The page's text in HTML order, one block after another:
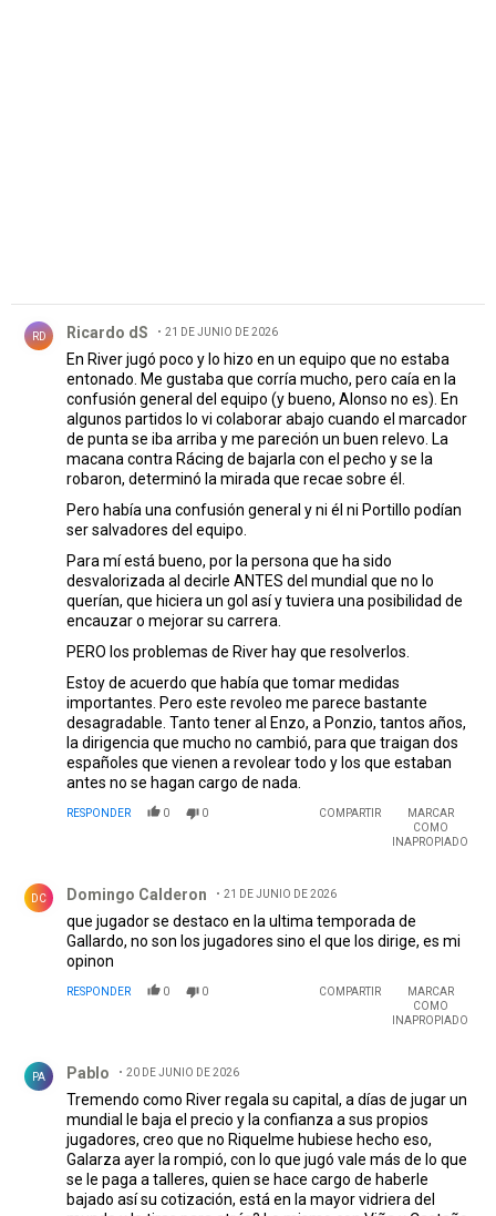
RD Ricardo dS 21 DE JUNIO DE 2026
En River jugó poco y lo hizo en un equipo que no estaba
entonado. Me gustaba que corría mucho, pero caía en la
confusión general del equipo (y bueno, Alonso no es). En
algunos partidos lo vi colaborar abajo cuando el marcador
de punta se iba arriba y me pareción un buen relevo. La
macana contra Rácing de bajarla con el pecho y se la
robaron, determinó la mirada que recae sobre él.
Pero había una confusión general y ni él ni Portillo podían
ser salvadores del equipo.
Para mí está bueno, por la persona que ha sido
desvalorizada al decirle ANTES del mundial que no lo
querían, que hiciera un gol así y tuviera una posibilidad de
encauzar o mejorar su carrera.
PERO los problemas de River hay que resolverlos.
Estoy de acuerdo que había que tomar medidas
importantes. Pero este revoleo me parece bastante
desagradable. Tanto tener al Enzo, a Ponzio, tantos años,
la dirigencia que mucho no cambió, para que traigan dos
españoles que vienen a revolear todo y los que estaban
antes no se hagan cargo de nada.
RESPONDER 0 0 COMPARTIR
MARCAR
COMO
INAPROPIADO
DC Domingo Calderon 21 DE JUNIO DE 2026
que jugador se destaco en la ultima temporada de
Gallardo, no son los jugadores sino el que los dirige, es mi
opinon
RESPONDER 0 0 COMPARTIR
MARCAR
COMO
INAPROPIADO
PA Pablo 20 DE JUNIO DE 2026
Tremendo como River regala su capital, a días de jugar un
mundial le baja el precio y la confianza a sus propios
jugadores, creo que no Riquelme hubiese hecho eso,
Galarza ayer la rompió, con lo que jugó vale más de lo que
se le paga a talleres, quien se hace cargo de haberle
bajado así su cotización, está en la mayor vidriera del